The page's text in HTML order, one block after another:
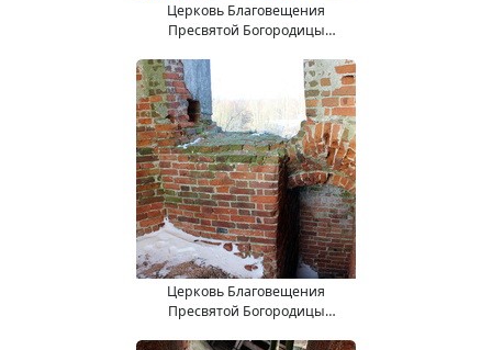
Церковь Благовещения
Пресвятой Богородицы
Церковь Благовещения
Пресвятой Богородицы